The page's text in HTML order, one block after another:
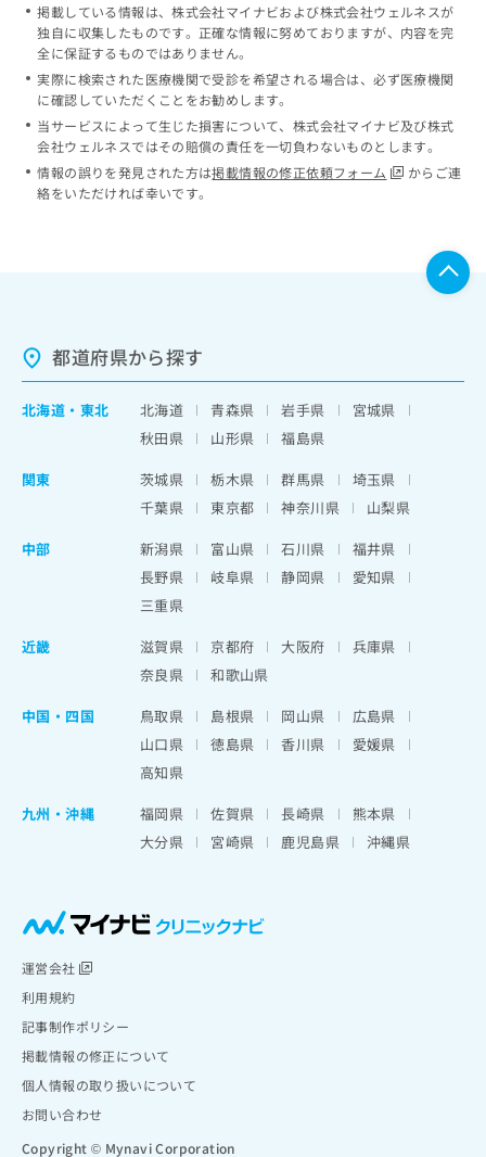
掲載している情報は、株式会社マイナビおよび株式会社ウェルネスが
独自に収集したものです。正確な情報に努めておりますが、内容を完
全に保証するものではありません。
実際に検索された医療機関で受診を希望される場合は、必ず医療機関
に確認していただくことをお勧めします。
当サービスによって生じた損害について、株式会社マイナビ及び株式
会社ウェルネスではその賠償の責任を一切負わないものとします。
情報の誤りを発見された方は掲載情報の修正依頼フォーム
からご連
絡をいただければ幸いです。
都道府県から探す
北海道 ・ 東北 北海道 青森県 岩手県
宮城県
秋田県
山形県
福島県
関東
茨城県 栃木県 群馬県
埼玉県
千葉県
東京都 神奈川県
山梨県
中部
新潟県 富山県 石川県
福井県
長野県
岐阜県 静岡県
愛知県
三重県
近畿
滋賀県 京都府 大阪府
兵庫県
奈良県
和歌山県
中国・四国
鳥取県 島根県 岡山県
広島県
山口県
徳島県 香川県
愛媛県
高知県
九州・沖縄
福岡県 佐賀県 長崎県
熊本県
大分県
宮崎県 鹿児島県 沖縄県
運営会社
利用規約
記事制作ポリシー
掲載情報の修正について
個人情報の取り扱いについて
お問い合わせ
Copyright © Mynavi Corporation